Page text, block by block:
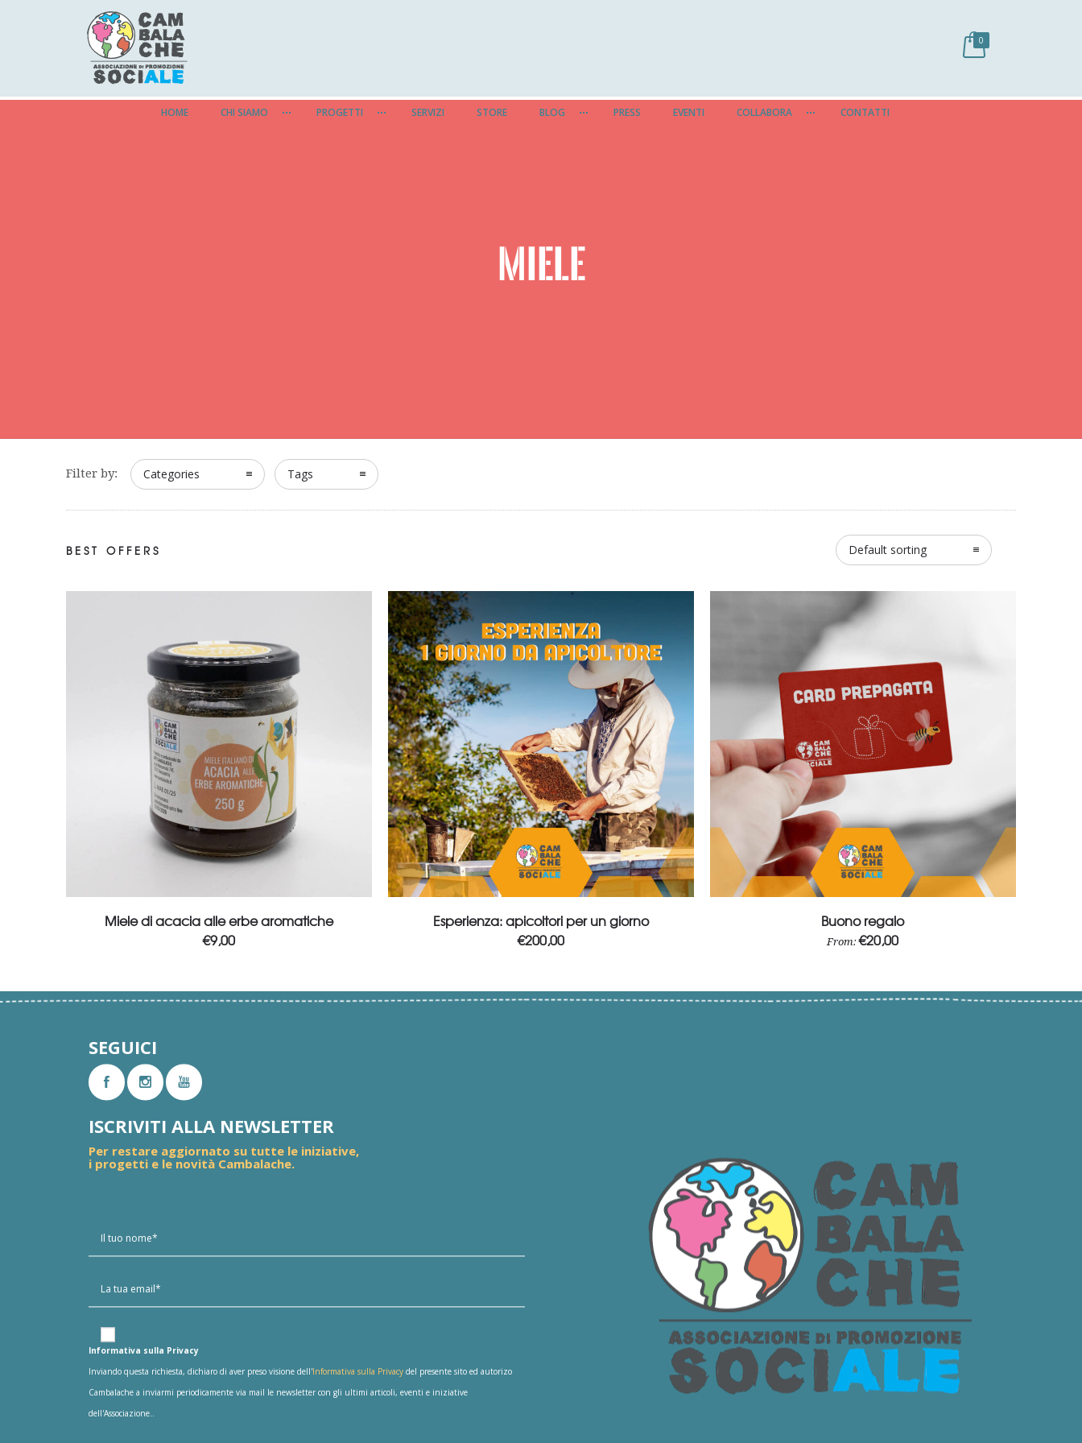
0
HOME CHI SIAMO PROGETTI SERVIZI STORE BLOG PRESS EVENTI COLLABORA CONTATTI
MIELE
Filter by: Categories Tags
BEST OFFERS Default sorting
Add to cart
Miele di acacia alle erbe aromatiche
€9,00
Add to cart
Esperienza: apicoltori per un giorno
€200,00
Select options
Buono regalo
From:€20,00
SEGUICI
ISCRIVITI ALLA NEWSLETTER
Per restare aggiornato su tutte le iniziative,
i progetti e le novità Cambalache.
Informativa sulla Privacy
Inviando questa richiesta, dichiaro di aver preso visione dell'Informativa sulla Privacy del presente sito ed autorizo
Cambalache a inviarmi periodicamente via mail le newsletter con gli ultimi articoli, eventi e iniziative
dell'Associazione..